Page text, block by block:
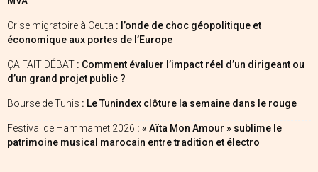
Crise migratoire à Ceuta : l’onde de choc géopolitique et
économique aux portes de l’Europe
ÇA FAIT DÉBAT : Comment évaluer l’impact réel d’un dirigeant ou
d’un grand projet public ?
Bourse de Tunis : Le Tunindex clôture la semaine dans le rouge
Festival de Hammamet 2026 : « Aïta Mon Amour » sublime le
patrimoine musical marocain entre tradition et électro